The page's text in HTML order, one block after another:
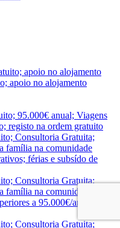
apoio no alojamento
apoio no alojamento
95.000€ anual; Viagens
registo na ordem gratuito
Consultoria Gratuita;
família na comunidade
férias e subsído de
Consultoria Gratuita;
família na comunidade
a 95.000€/ano; férias
Consultoria Gratuita;